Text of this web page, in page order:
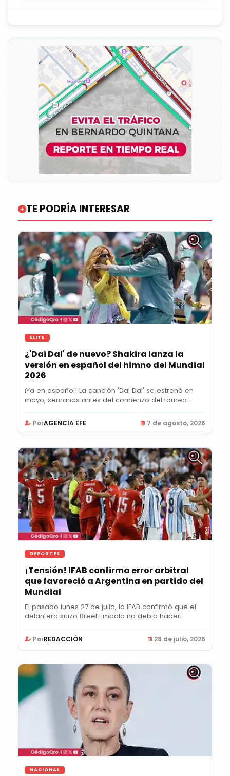
TE PODRÍA INTERESAR
ELITE
¿'Dai Dai' de nuevo? Shakira lanza la
versión en español del himno del Mundial
2026
¡Ya en español! La canción 'Dai Dai' se estrenó en
mayo, semanas antes del comienzo del torneo...
PorAGENCIA EFE 7 de agosto, 2026
DEPORTES
¡Tensión! IFAB confirma error arbitral
que favoreció a Argentina en partido del
Mundial
El pasado lunes 27 de julio, la IFAB confirmó que el
delantero suizo Breel Embolo no debió haber...
PorREDACCIÓN 28 de julio, 2026
NACIONAL